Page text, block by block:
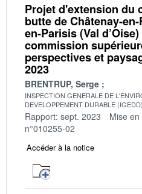
Projet d'extension du
butte de Châtenay-
en-Parisis (Val
commission
perspectives et
2023
BRENTRUP, Serge
INSPECTION GENERALE DE
DEVELOPPEMENT DURABLE (IGEDD)
Rapport: sept. 2023 Mise
n°010255-02
Accéder à la notice